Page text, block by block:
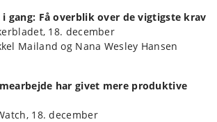
i gang: Få overblik over de vigtigste krav
18. december
Mailand og Nana Wesley Hansen
har givet mere produktive
18. december